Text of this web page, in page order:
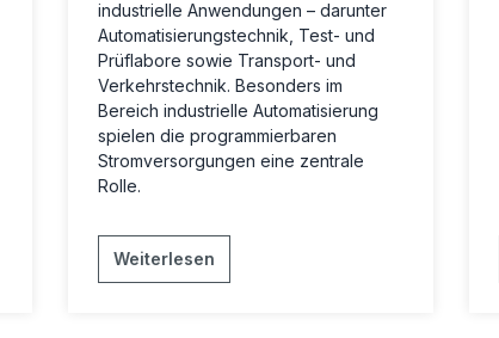
industrielle Anwendungen – darunter
Automatisierungstechnik, Test- und
Prüflabore sowie Transport- und
Verkehrstechnik. Besonders im
Bereich industrielle Automatisierung
spielen die programmierbaren
Stromversorgungen eine zentrale
Rolle.
Weiterlesen